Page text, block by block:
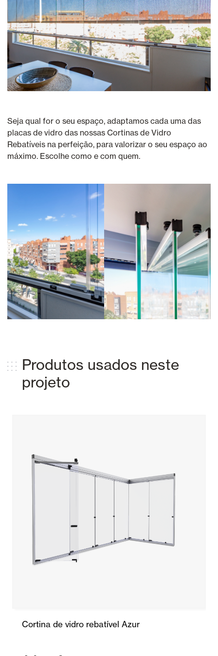
Seja qual for o seu espaço, adaptamos cada uma das
placas de vidro das nossas Cortinas de Vidro
Rebatíveis na perfeição, para valorizar o seu espaço ao
máximo. Escolhe como e com quem.
Produtos usados ​​neste
projeto
Cortina de vidro rebatível Azur